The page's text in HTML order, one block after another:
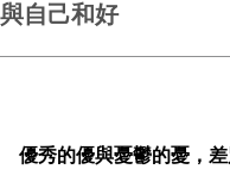
與自己和好
優秀的優與憂鬱的憂，